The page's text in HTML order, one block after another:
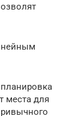
места для